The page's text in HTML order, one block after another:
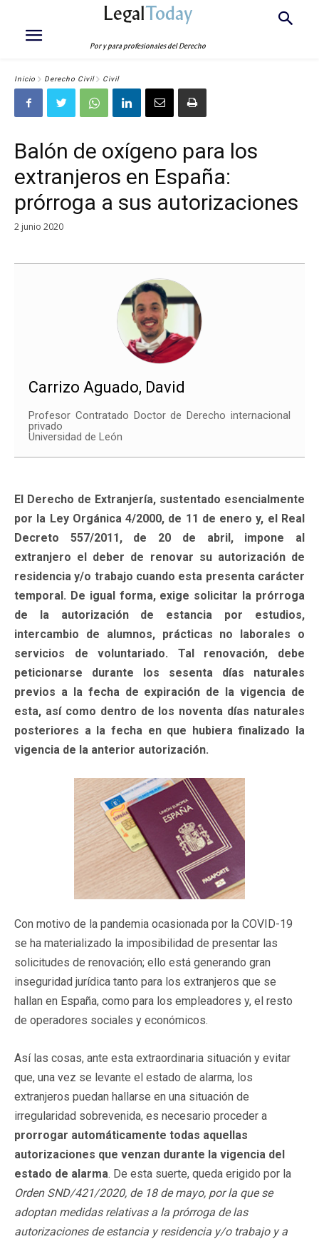
LegalToday
Por y para profesionales del Derecho
Inicio Derecho Civil Civil
Balón de oxígeno para los
extranjeros en España:
prórroga a sus autorizaciones
2 junio 2020
Carrizo Aguado, David
Profesor Contratado Doctor de Derecho internacional
privado
Universidad de León
El Derecho de Extranjería, sustentado esencialmente
por la Ley Orgánica 4/2000, de 11 de enero y, el Real
Decreto 557/2011, de 20 de abril, impone al
extranjero el deber de renovar su autorización de
residencia y/o trabajo cuando esta presenta carácter
temporal. De igual forma, exige solicitar la prórroga
de la autorización de estancia por estudios,
intercambio de alumnos, prácticas no laborales o
servicios de voluntariado. Tal renovación, debe
peticionarse durante los sesenta días naturales
previos a la fecha de expiración de la vigencia de
esta, así como dentro de los noventa días naturales
posteriores a la fecha en que hubiera finalizado la
vigencia de la anterior autorización.
Con motivo de la pandemia ocasionada por la COVID-19
se ha materializado la imposibilidad de presentar las
solicitudes de renovación; ello está generando gran
inseguridad jurídica tanto para los extranjeros que se
hallan en España, como para los empleadores y, el resto
de operadores sociales y económicos.
Así las cosas, ante esta extraordinaria situación y evitar
que, una vez se levante el estado de alarma, los
extranjeros puedan hallarse en una situación de
irregularidad sobrevenida, es necesario proceder a
prorrogar automáticamente todas aquellas
autorizaciones que venzan durante la vigencia del
estado de alarma. De esta suerte, queda erigido por la
Orden SND/421/2020, de 18 de mayo, por la que se
adoptan medidas relativas a la prórroga de las
autorizaciones de estancia y residencia y/o trabajo y a